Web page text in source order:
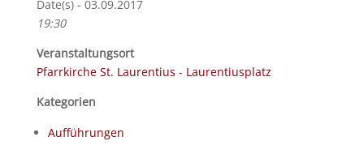
Date(s) - 03.09.2017
19:30
Veranstaltungsort
Pfarrkirche St. Laurentius - Laurentiusplatz
Kategorien
Aufführungen